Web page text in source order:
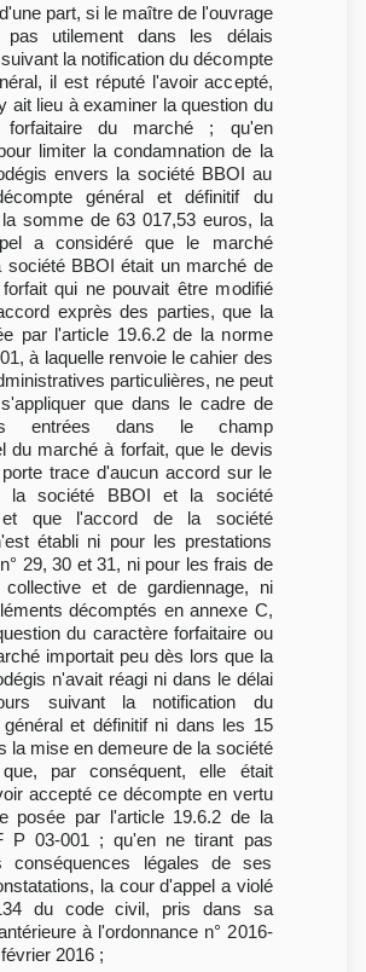
part, si le maître de l'ouvrage
pas utilement dans les délais
la notification du décompte
il est réputé l'avoir accepté,
ait lieu à examiner la question du
forfaitaire du marché ; qu'en
limiter la condamnation de la
envers la société BBOI au
général et définitif du
somme de 63 017,53 euros, la
a considéré que le marché
société BBOI était un marché de
qui ne pouvait être modifié
exprès des parties, que la
par l'article 19.6.2 de la norme
à laquelle renvoie le cahier des
particulières, ne peut
que dans le cadre de
entrées dans le champ
du marché à forfait, que le devis
trace d'aucun accord sur le
la société BBOI et la société
et que l'accord de la société
établi ni pour les prestations
29, 30 et 31, ni pour les frais de
collective et de gardiennage, ni
décomptés en annexe C,
du caractère forfaitaire ou
importait peu dès lors que la
n'avait réagi ni dans le délai
suivant la notification du
général et définitif ni dans les 15
la mise en demeure de la société
par conséquent, elle était
accepté ce décompte en vertu
posée par l'article 19.6.2 de la
P 03-001 ; qu'en ne tirant pas
conséquences légales de ses
la cour d'appel a violé
du code civil, pris dans sa
à l'ordonnance n° 2016-
2016 ;